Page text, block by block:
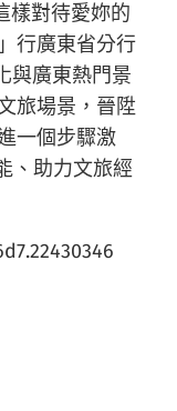
樣對待愛妳的
行廣東省分行
與廣東熱門景
旅場景，晉陞
一個步驟激
、助力文旅經